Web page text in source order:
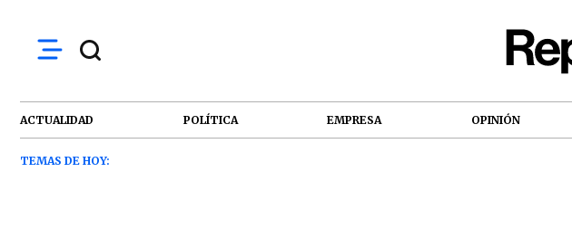
ACTUALIDAD POLÍTICA EMPRESA OPINIÓN
TEMAS DE HOY: